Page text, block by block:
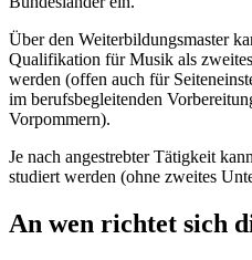
Über den Weiterbildungsmaster
Qualifikation für Musik als
werden (offen auch für
im berufsbegleitenden
Vorpommern).
Je nach angestrebter Tätigkeit
studiert werden (ohne zweites
An wen richtet sich